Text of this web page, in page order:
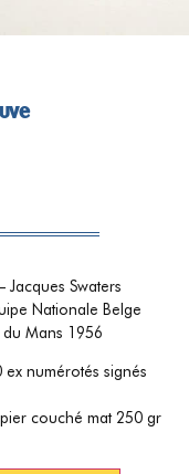
Jacques Swaters
Nationale Belge
Mans 1956
ex numérotés signés
couché mat 250 gr